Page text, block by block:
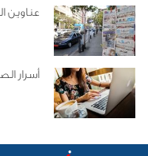
عناوين
أسرار الصحف 7